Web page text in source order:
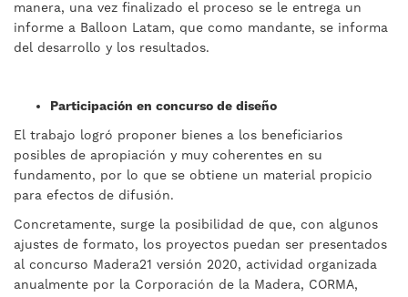
manera, una vez finalizado el proceso se le entrega un
informe a Balloon Latam, que como mandante, se informa
del desarrollo y los resultados.
Participación en concurso de diseño
El trabajo logró proponer bienes a los beneficiarios
posibles de apropiación y muy coherentes en su
fundamento, por lo que se obtiene un material propicio
para efectos de difusión.
Concretamente, surge la posibilidad de que, con algunos
ajustes de formato, los proyectos puedan ser presentados
al concurso Madera21 versión 2020, actividad organizada
anualmente por la Corporación de la Madera, CORMA,